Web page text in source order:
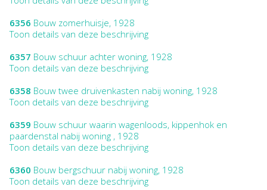
6356 Bouw zomerhuisje, 1928
Toon details van deze beschrijving
6357 Bouw schuur achter woning, 1928
Toon details van deze beschrijving
6358 Bouw twee druivenkasten nabij woning, 1928
Toon details van deze beschrijving
6359 Bouw schuur waarin wagenloods, kippenhok en
paardenstal nabij woning , 1928
Toon details van deze beschrijving
6360 Bouw bergschuur nabij woning, 1928
Toon details van deze beschrijving